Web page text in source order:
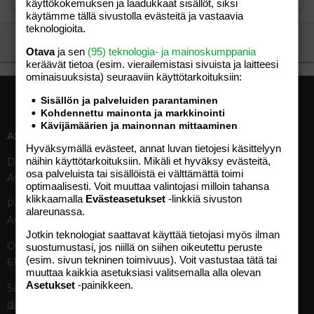
ASIAKASPALVELU
Digipalvelut (09) 156 6227
Avoinna ma–pe 8–19
Painettu lehti (09) 156 665
Avoinna ma–pe 8–19
Otavamedian vaihde (09) 156
61
Sähköposti (digi)
digi@otavamedia.fi
Tekniset tiedot, aikataulut ja
ilmoitushinnat
Tietoa verkon kävijöistä
Käyttöehdot
TUOTTEET
käyttökokemuksen ja laadukkaat sisällöt, siksi
käytämme tällä sivustolla evästeitä ja vastaavia
teknologioita.
Otavaja sen (95) teknologia- ja mainoskumppania
keräävät tietoa (esim. vierailemis­tasi sivuista ja laitteesi
ominaisuuk­sista) seuraaviin käyttötarkoituksiin:
Sisällön ja palveluiden parantaminen
Kohdennettu mainonta ja markkinointi
Kävijämäärien ja mainonnan mittaaminen
Hyväksymällä evästeet, annat luvan tietojesi käsittelyyn
näihin käyttötarkoituksiin. Mikäli et hyväksy evästeitä,
osa palveluista tai sisällöistä ei välttämättä toimi
optimaalisesti. Voit muuttaa valintojasi milloin tahansa
klikkaamalla Evästeasetukset -linkkiä sivuston
alareunassa.
Jotkin teknologiat saattavat käyttää tietojasi myös ilman
suostumustasi, jos niillä on siihen oikeutettu peruste
(esim. sivun tekninen toimivuus). Voit vastustaa tätä tai
muuttaa kaikkia asetuksiasi valitsemalla alla olevan
Asetukset -painikkeen.